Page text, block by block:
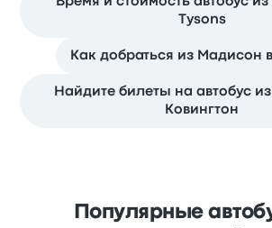
Tysons
Как добраться из Мадисон
Найдите билеты на автобус
Ковингтон
Популярные